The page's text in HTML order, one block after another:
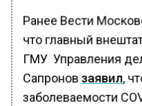
Ранее Вести
что главный
ГМУ Управления
Сапроновзаявил,
заболеваемости